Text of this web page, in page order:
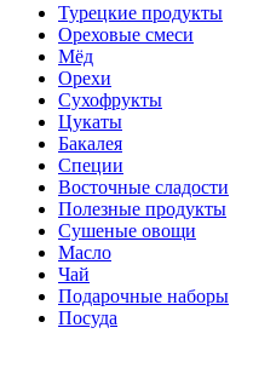
Турецкие продукты
Ореховые смеси
Мёд
Орехи
Сухофрукты
Цукаты
Бакалея
Специи
Восточные сладости
Полезные продукты
Сушеные овощи
Масло
Чай
Подарочные наборы
Посуда